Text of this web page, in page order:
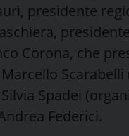
presidente
Corona, che
Spadei
Federici.